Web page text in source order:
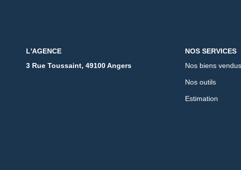
L'AGENCE
3 Rue Toussaint, 49100 Angers
NOS SERVICES
Nos biens vendus
Nos outils
Estimation